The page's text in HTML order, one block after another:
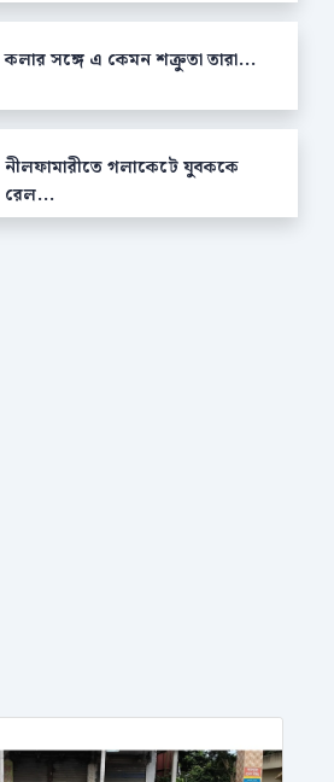
কলার সঙ্গে এ কেমন শক্রুতা তারা...
নীলফামারীতে গলাকেটে যুবককে
রেল...